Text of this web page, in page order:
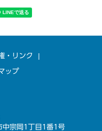
・リンク
ップ
宗岡1丁目1番1号